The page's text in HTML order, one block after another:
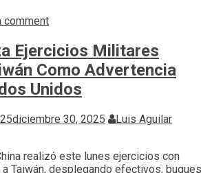
comment
Ejercicios Militares
Como Advertencia
Unidos
diciembre 30, 2025 Luis Aguilar
realizó este lunes ejercicios con
Taiwán, desplegando efectivos, buques